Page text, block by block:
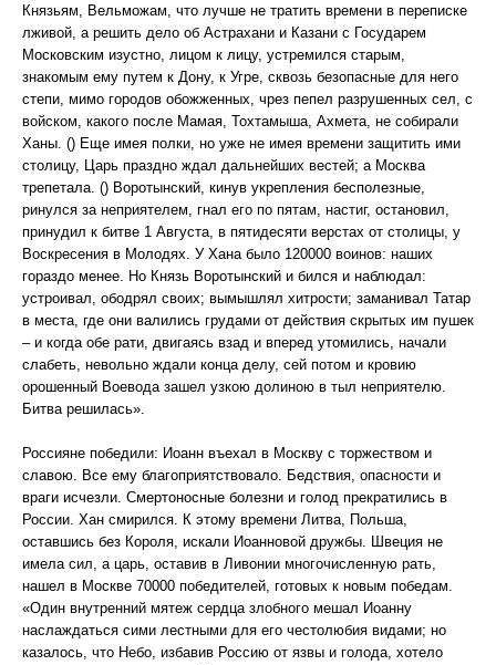
Князьям, Вельможам, что лучше не тратить времени в переписке
лживой, а решить дело об Астрахани и Казани с Государем
Московским изустно, лицом к лицу, устремился старым,
знакомым ему путем к Дону, к Угре, сквозь безопасные для него
степи, мимо городов обожженных, чрез пепел разрушенных сел, с
войском, какого после Мамая, Тохтамыша, Ахмета, не собирали
Ханы. () Еще имея полки, но уже не имея времени защитить ими
столицу, Царь праздно ждал дальнейших вестей; а Москва
трепетала. () Воротынский, кинув укрепления бесполезные,
ринулся за неприятелем, гнал его по пятам, настиг, остановил,
принудил к битве 1 Августа, в пятидесяти верстах от столицы, у
Воскресения в Молодях. У Хана было 120000 воинов: наших
гораздо менее. Но Князь Воротынский и бился и наблюдал:
устроивал, ободрял своих; вымышлял хитрости; заманивал Татар
в места, где они валились грудами от действия скрытых им пушек
– и когда обе рати, двигаясь взад и вперед утомились, начали
слабеть, невольно ждали конца делу, сей потом и кровию
орошенный Воевода зашел узкою долиною в тыл неприятелю.
Битва решилась».
Россияне победили: Иоанн въехал в Москву с торжеством и
славою. Все ему благоприятствовало. Бедствия, опасности и
враги исчезли. Смертоносные болезни и голод прекратились в
России. Хан смирился. К этому времени Литва, Польша,
оставшись без Короля, искали Иоанновой дружбы. Швеция не
имела сил, а царь, оставив в Ливонии многочисленную рать,
нашел в Москве 70000 победителей, готовых к новым победам.
«Один внутренний мятеж сердца злобного мешал Иоанну
наслаждаться сими лестными для его честолюбия видами; но
казалось, что Небо, избавив Россию от язвы и голода, хотело